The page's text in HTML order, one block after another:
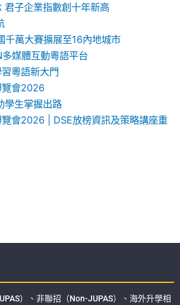
君子企業指數創十年新高
萬大賽擴展至16內地城市
媒體互動粵語平台
粵語新大門
覽會2026
學生掌握出路
會2026 | DSE放榜資訊及策略講座重
）、非聯招（Non-JUPAS）、海外升學相